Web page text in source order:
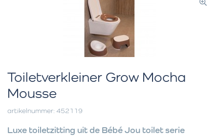
Toiletverkleiner Grow Mocha
Mousse
artikelnummer: 452119
Luxe toiletzitting uit de Bébé Jou toilet serie